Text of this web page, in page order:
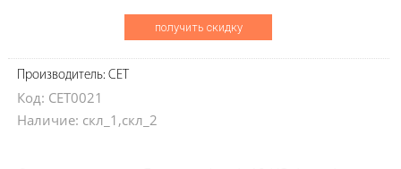
получить скидку
Производитель: CET
Код: CET0021
Наличие: скл_1,скл_2